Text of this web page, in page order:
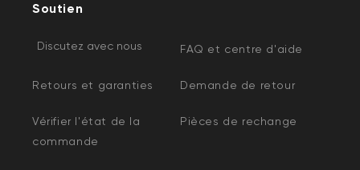
Soutien
Discutez avec nous FAQ et centre d'aide
Retours et garanties Demande de retour
Vérifier l'état de la
commande
Pièces de rechange